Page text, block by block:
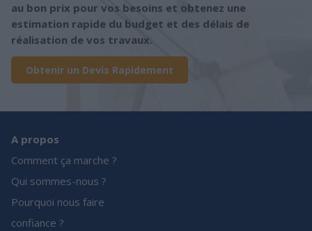
au bon prix pour vos besoins et obtenez une
estimation rapide du budget et des délais de
réalisation de vos travaux.
Obtenir un Devis Rapidement
A propos
Comment ça marche ?
Qui sommes-nous ?
Pourquoi nous faire
confiance ?